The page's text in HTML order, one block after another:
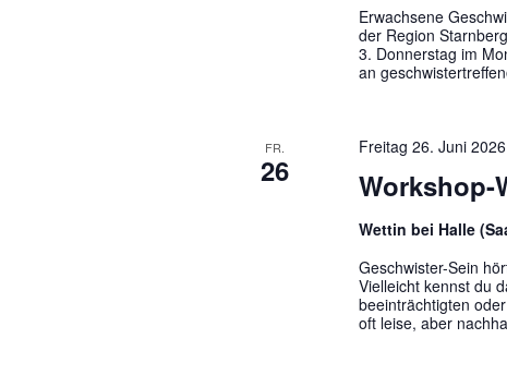
Erwachsene
der Region
3. Donnerstag im
an
FR.
26 Workshop-
Freitag 26. Juni
Wettin bei Halle
Geschwister-Sein
Vielleicht kennst du
beeinträchtigten
oft leise, aber